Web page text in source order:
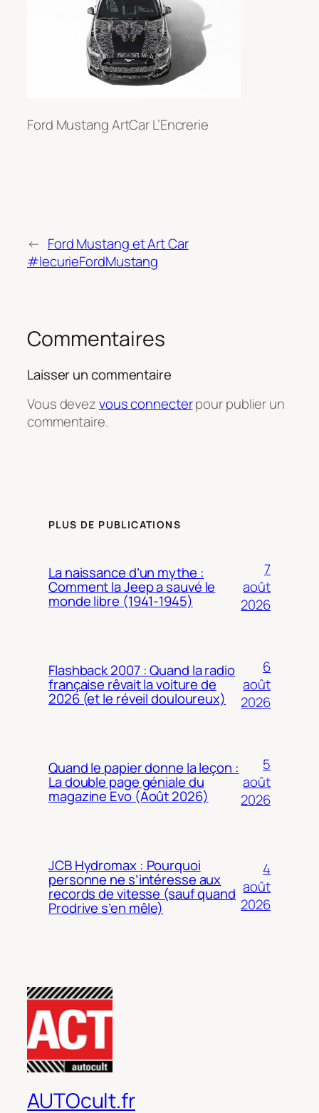
Ford Mustang ArtCar L’Encrerie
← Ford Mustang et Art Car
#lecurieFordMustang
Commentaires
Laisser un commentaire
Vous devezvous connecterpour publier un
commentaire.
PLUS DE PUBLICATIONS
La naissance d’un mythe :
Comment la Jeep a sauvé le
monde libre (1941-1945)
7
août
2026
Flashback 2007 : Quand la radio
française rêvait la voiture de
2026 (et le réveil douloureux)
6
août
2026
Quand le papier donne la leçon :
La double page géniale du
magazine Evo (Août 2026)
5
août
2026
JCB Hydromax : Pourquoi
personne ne s’intéresse aux
records de vitesse (sauf quand
Prodrive s’en mêle)
4
août
2026
AUTOcult.fr